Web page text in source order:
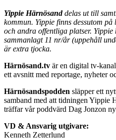
Yippie Härnösanddelas ut till
kommun. Yippie finns dessutom
och andra offentliga platser. Yippie
sammanlagt 11 nr/år (uppehåll
är extra tjocka.
Härnösand.tv är en digital tv-
ett avsnitt med reportage, nyheter
Härnösandspodden släpper ett
samband med att tidningen Yippie
träffar vår poddvärd Dag Jonzon
VD & Ansvarig utgivare:
Kenneth Zetterlund